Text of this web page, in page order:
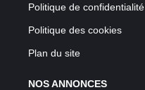
Politique de confidentialité
Politique des cookies
Plan du site
NOS ANNONCES